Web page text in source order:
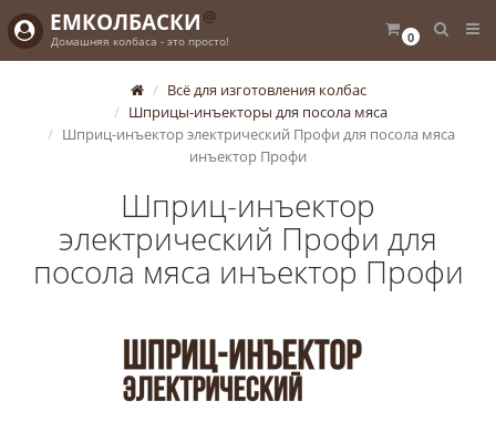
0
ЕМКОЛБАСКИ @
Домашняя колбаса - это просто!
Всё для изготовления колбас
Шприцы-инъекторы для посола мяса
Шприц-инъектор электрический Профи для посола мяса
инъектор Профи
Шприц-инъектор
электрический Профи для
посола мяса инъектор Профи